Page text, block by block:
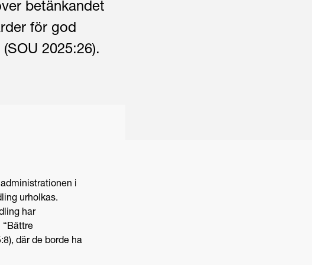
betänkandet
för god
2025:26).
i
urholkas.
har
“Bättre
där de borde ha